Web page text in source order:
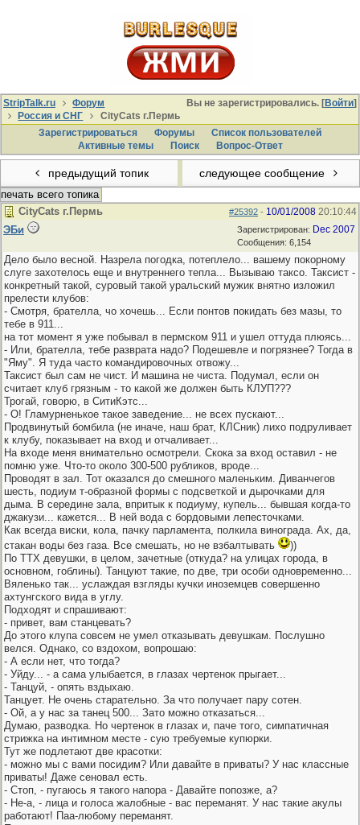
Вы не зарегистрировались. [Войти]
StripTalk.ru
Форум
Россия и СНГ
CityCats г.Пермь
Зарегистрироваться
Форумы
Список пользователей
Активные темы
Поиcк Вопрос-Ответ
предыдущий топик следующее сообщение
печать всего топика
#25392 - 10/01/2008 20:10:44
CityCats г.Пермь
Зарегистрирован: Dec 2007
Сообщения: 6,154
ЭБи
Дело было весной. Назрела погодка, потеплело... вашему покорному
слуге захотелось еще и внутреннего тепла... Вызываю таксо. Таксист -
конкретный такой, суровый такой уральский мужик внятно изложил
прелести клубов:
- Смотря, брателла, чо хочешь... Если понтов покидать без мазы, то
тебе в 911...
на тот момент я уже побывал в пермском 911 и ушел оттуда плюясь...
- Или, брателла, тебе разврата надо? Подешевле и погрязнее? Тогда в
"Яму". Я туда часто командировочных отвожу...
Таксист был сам не чист. И машина не чиста. Подумал, если он
считает клуб грязным - то какой же должен быть КЛУП???
Трогай, говорю, в СитиКэтс...
- О! Гламурненькое такое заведение... не всех пускают...
Продвинутый бомбила (не иначе, наш брат, КЛСник) лихо подруливает
к клубу, показывает на вход и отчаливает...
На входе меня внимательно осмотрели. Скока за вход оставил - не
помню уже. Что-то около 300-500 рубликов, вроде...
Проводят в зал. Тот оказался до смешного маленьким. Диванчегов
шесть, подиум т-образной формы с подсветкой и дырочками для
дыма. В середине зала, впритык к подиуму, купель... бывшая когда-то
джакузи... кажется... В ней вода с бордовыми лепесточками.
Как всегда виски, кола, пачку парламента, полкила винограда. Ах, да,
стакан воды без газа. Все смешать, но не взбалтывать
))
По ТТХ девушки, в целом, зачетные (откуда? на улицах города, в
основном, гоблины). Танцуют такие, по две, три особи одновременно...
Вяленько так... услаждая взгляды кучки иноземцев совершенно
ахтунгского вида в углу.
Подходят и спрашивают:
- привет, вам станцевать?
До этого клупа совсем не умел отказывать девушкам. Послушно
велся. Однако, со вздохом, вопрошаю:
- А если нет, что тогда?
- Уйду... - а сама улыбается, в глазах чертенок прыгает...
- Танцуй, - опять вздыхаю.
Танцует. Не очень старательно. За что получает пару сотен.
- Ой, а у нас за танец 500... Зато можно отказаться...
Думаю, разводка. Но чертенок в глазах и, паче того, симпатичная
стрижка на интимном месте - сую требуемые купюрки.
Тут же подлетают две красотки:
- можно мы с вами посидим? Или давайте в приваты? У нас классные
приваты! Даже сеновал есть.
- Стоп, - пугаюсь я такого напора - Давайте попозже, а?
- Не-а, - лица и голоса жалобные - вас переманят. У нас такие акулы
работают! Паа-любому переманят.